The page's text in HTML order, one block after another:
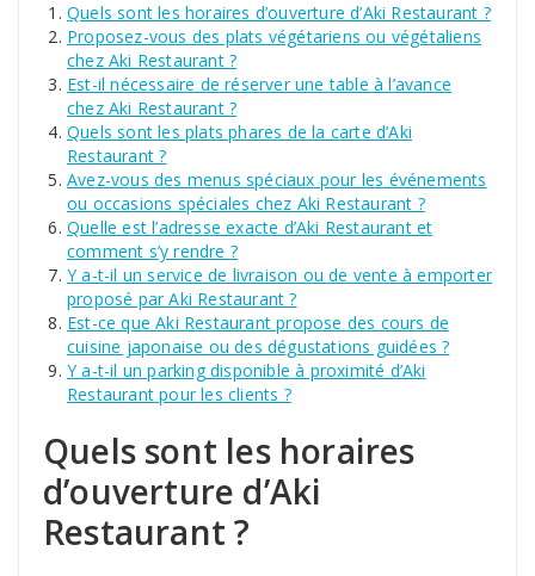
Quels sont les horaires d’ouverture d’Aki Restaurant ?
Proposez-vous des plats végétariens ou végétaliens
chez Aki Restaurant ?
Est-il nécessaire de réserver une table à l’avance
chez Aki Restaurant ?
Quels sont les plats phares de la carte d’Aki
Restaurant ?
Avez-vous des menus spéciaux pour les événements
ou occasions spéciales chez Aki Restaurant ?
Quelle est l’adresse exacte d’Aki Restaurant et
comment s’y rendre ?
Y a-t-il un service de livraison ou de vente à emporter
proposé par Aki Restaurant ?
Est-ce que Aki Restaurant propose des cours de
cuisine japonaise ou des dégustations guidées ?
Y a-t-il un parking disponible à proximité d’Aki
Restaurant pour les clients ?
Quels sont les horaires
d’ouverture d’Aki
Restaurant ?